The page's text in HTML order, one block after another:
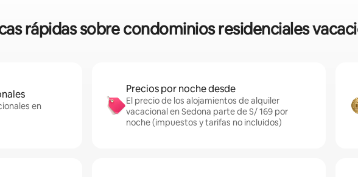
rápidas sobre condominios residenciales
en
Precios por noche desde
El precio de los alojamientos de alquiler
vacacional en Sedona parte de S/ 169 por
noche (impuestos y tarifas no incluidos)